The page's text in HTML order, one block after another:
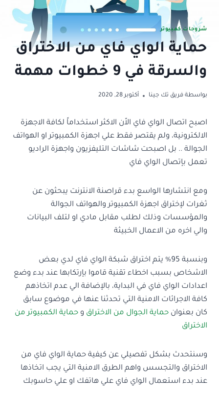
شروحات كمبيوتر
حماية الواي فاي من الاختراق
والسرقة في 9 خطوات مهمة
بواسطة فريق تك جينا أكتوبر 28, 2020
اصبح اتصال الواي فاي الاًن الاكثر استخداماً لكافة الاجهزة
الالكترونية، ولم يقتصر فقط علي اجهزة الكمبيوتر او الهواتف
الجوالة .. بل اصبحت شاشات التليفزيون واجهزة الراديو
تعمل بإتصال الواي فاي
ومع انتشارها الواسع بدء قراصنة الانترنت يبحثون عن
ثغرات لإختراق اجهزة الكمبيوتر والهواتف الجوالة
والمؤسسات وذلك لطلب مقابل مادي او لتلف البيانات
والي اخره من الاعمال الخبيثة
وبنسبة 95% يتم اختراق شبكة الواي فاي لدي بعض
الاشخاص بسبب اخطاء تقنية قاموا بإرتكابها عند بدء وضع
اعدادات الواي فاي في البداية، بالإضافة الي عدم اتخاذهم
كافة الاجرائات الامنية التي تحدثنا عنها في موضوع سابق
كان بعنوان حماية الجوال من الاختراق و حماية الكمبيوتر من
الاختراق
وسنتحدث بشكل تفصيلي عن كيفية حماية الواي فاي من
الاختراق والتجسس واهم الطرق الامنية التي يجب اتخاذها
عند بدء استعمال الواي فاي علي هاتفك او علي حاسوبك